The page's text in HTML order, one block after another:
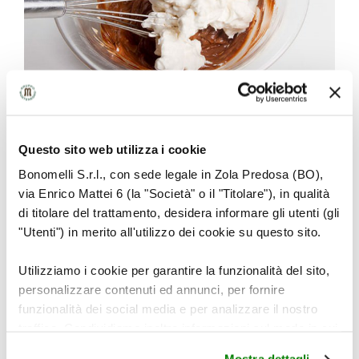
Questo sito web utilizza i cookie
Bonomelli S.r.l., con sede legale in Zola Predosa (BO),
via Enrico Mattei 6 (la "Società" o il "Titolare"), in qualità
di titolare del trattamento, desidera informare gli utenti (gli
"Utenti") in merito all'utilizzo dei cookie su questo sito.
Utilizziamo i cookie per garantire la funzionalità del sito,
personalizzare contenuti ed annunci, per fornire
funzionalità dei social media e per analizzare il nostro
arancia.